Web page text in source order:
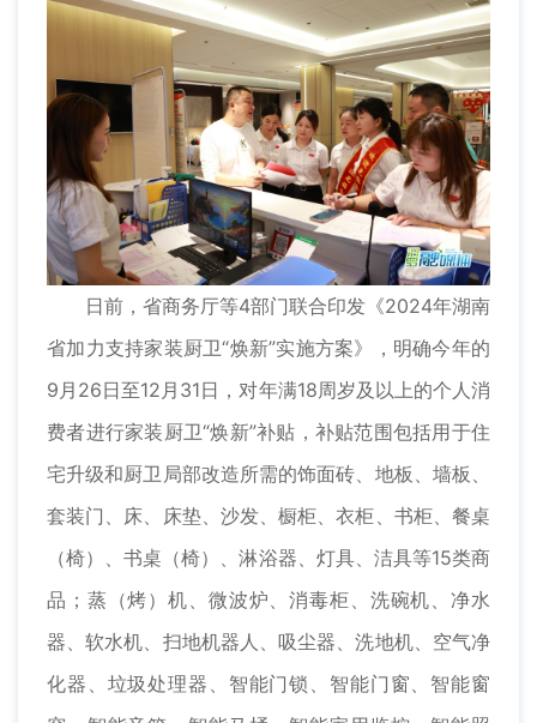
日前，省商务厅等4部门联合印发《2024年湖南
省加力支持家装厨卫“焕新”实施方案》，明确今年的
9月26日至12月31日，对年满18周岁及以上的个人消
费者进行家装厨卫“焕新”补贴，补贴范围包括用于住
宅升级和厨卫局部改造所需的饰面砖、地板、墙板、
套装门、床、床垫、沙发、橱柜、衣柜、书柜、餐桌
（椅）、书桌（椅）、淋浴器、灯具、洁具等15类商
品；蒸（烤）机、微波炉、消毒柜、洗碗机、净水
器、软水机、扫地机器人、吸尘器、洗地机、空气净
化器、垃圾处理器、智能门锁、智能门窗、智能窗